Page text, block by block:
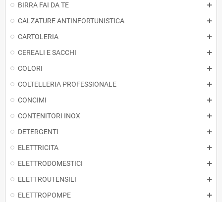
BIRRA FAI DA TE
CALZATURE ANTINFORTUNISTICA
CARTOLERIA
CEREALI E SACCHI
COLORI
COLTELLERIA PROFESSIONALE
CONCIMI
CONTENITORI INOX
DETERGENTI
ELETTRICITA
ELETTRODOMESTICI
ELETTROUTENSILI
ELETTROPOMPE